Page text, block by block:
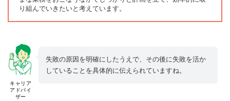
り組んでいきたいと考えています。
キャリア
アドバイ
ザー
失敗の原因を明確にしたうえで、その後に失敗を活か
していることを具体的に伝えられていますね。